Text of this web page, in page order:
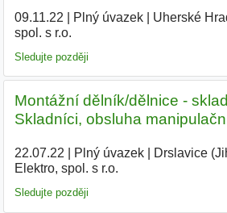
09.11.22 Plný úvazek| Uherské
spol. s r.o.
Sledujte později
Montážní dělník/dělnice -
Skladníci, obsluha
22.07.22 Plný úvazek| Drslavice
Elektro, spol. s r.o.
Sledujte později